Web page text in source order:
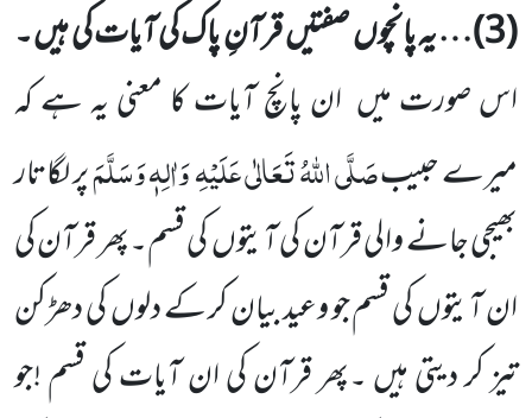
(
3)… یہ پانچوںصفتیںقرآنِ پاک کی آیات کی ہیں ۔
اس صورت میں ان پانچ آیات کا معنی یہ ہے کہ
میرے حبیبصَلَّی اللّٰہُ تَعَالٰی عَلَیْہِوَاٰلِہٖ وَسَلَّمَپر لگاتار
بھیجی جانے والی قرآن کی آیتوںکی قسم۔پھر قرآن کی
ان آیتوںکی قسم جو وعید بیانکر کے دلوںکی دھڑکن
تیز کر دیتی ہیں ۔پھر قرآن کی ان آیات کی قسم !جو